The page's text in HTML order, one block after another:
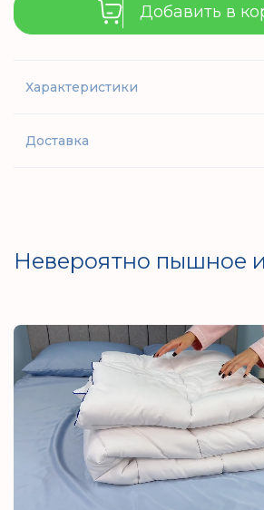
Добавить в
Характеристики
Доставка
Невероятно пышное